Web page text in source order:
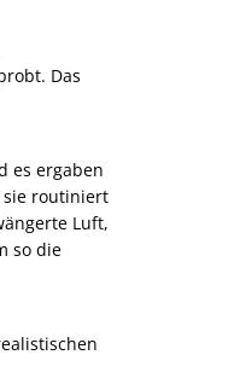
Das
es ergaben
sie routiniert
Luft,
so die